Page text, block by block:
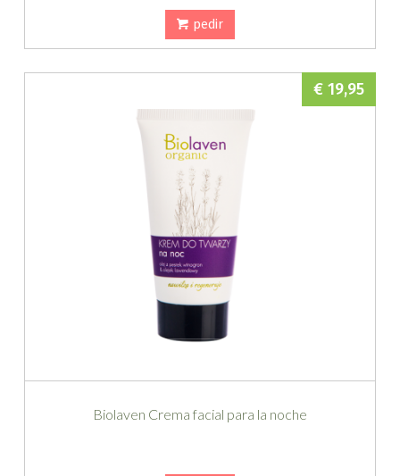
pedir
Biolaven Crema facial para la noche
€ 19,95